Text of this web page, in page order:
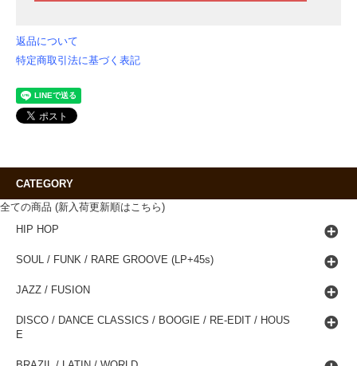
返品について
特定商取引法に基づく表記
CATEGORY
全ての商品 (新入荷更新順はこちら)
HIP HOP
SOUL / FUNK / RARE GROOVE (LP+45s)
JAZZ / FUSION
DISCO / DANCE CLASSICS / BOOGIE / RE-EDIT / HOUS
E